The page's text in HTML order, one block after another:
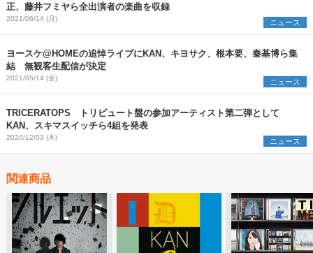
正、藤井フミヤら全出演者の楽曲を収録
2021/06/14 (月) ニュース
ヨースケ@HOMEの追悼ライブにKAN、キヨサク、根本要、秦基博ら集
結 無観客生配信が決定
2021/05/14 (金) ニュース
TRICERATOPS トリビュート盤の参加アーティスト第二弾として
KAN、スキマスイッチら4組を発表
2020/12/03 (木) ニュース
関連商品